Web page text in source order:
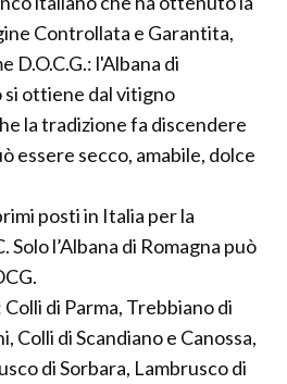
Controllata e Garantita,
D.O.C.G.: l'Albana di
si ottiene dal vitigno
la tradizione fa discendere
essere secco, amabile, dolce
posti in Italia per la
l’Albana di Romagna può
di Parma, Trebbiano di
Colli di Scandiano e Canossa,
di Sorbara, Lambrusco di